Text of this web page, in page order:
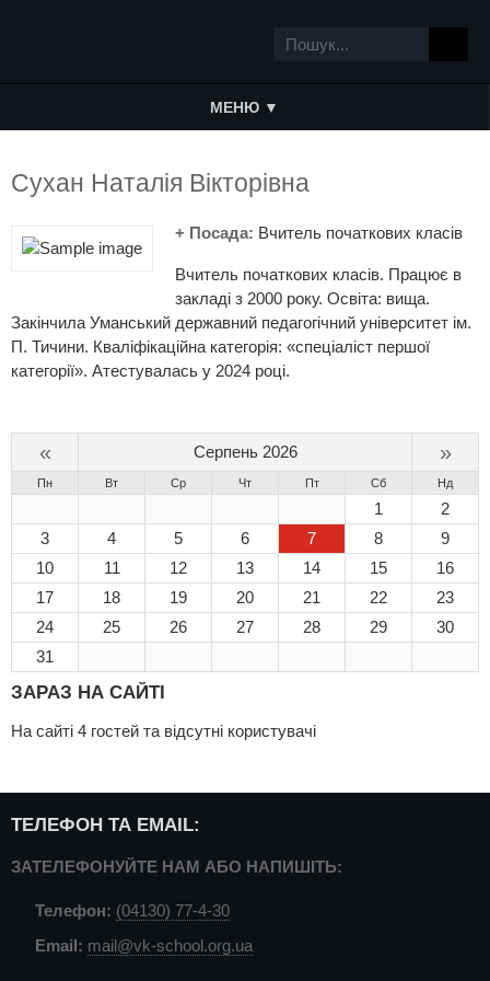
МЕНЮ ▼
Сухан Наталія Вікторівна
+ Посада: Вчитель початкових класів
Вчитель початкових класів. Працює в
закладі з 2000 року. Освіта: вища.
Закінчила Уманський державний педагогічний університет ім.
П. Тичини. Кваліфікаційна категорія: «спеціаліст першої
категорії». Атестувалась у 2024 році.
« Серпень 2026 »
Пн Вт Ср Чт Пт Сб Нд
1
2
3
4 5 6 7 8
9
10
11 12 13 14 15
16
17
18 19 20 21 22
23
24
25 26 27 28 29
30
31
ЗАРАЗ НА САЙТІ
На сайті 4 гостей та відсутні користувачі
ТЕЛЕФОН ТА EMAIL:
ЗАТЕЛЕФОНУЙТЕ НАМ АБО НАПИШІТЬ:
Телефон: (04130) 77-4-30
Email: mail@vk-school.org.ua